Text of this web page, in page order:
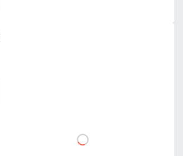
DO KOSZYKA